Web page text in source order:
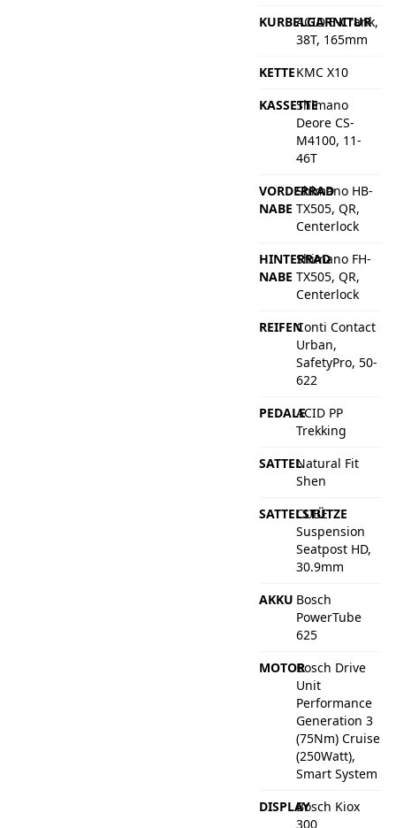
KURBELGARNITUR
ACID E-Crank,
38T, 165mm
KETTEKMC X10
KASSETTEShimano
Deore CS-
M4100, 11-
46T
VORDERRAD
NABE
Shimano HB-
TX505, QR,
Centerlock
HINTERRAD
NABE
Shimano FH-
TX505, QR,
Centerlock
REIFENConti Contact
Urban,
SafetyPro, 50-
622
PEDALEACID PP
Trekking
SATTELNatural Fit
Shen
SATTELSTÜTZE
CUBE
Suspension
Seatpost HD,
30.9mm
AKKU Bosch
PowerTube
625
MOTORBosch Drive
Unit
Performance
Generation 3
(75Nm) Cruise
(250Watt),
Smart System
DISPLAYBosch Kiox
300